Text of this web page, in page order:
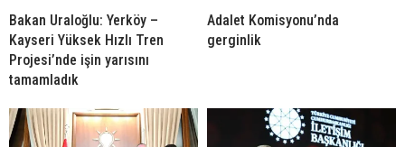
Bakan Uraloğlu: Yerköy –
Kayseri Yüksek Hızlı Tren
Projesi’nde işin yarısını
tamamladık
Adalet Komisyonu’nda
gerginlik